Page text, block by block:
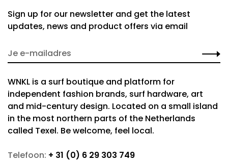
Sign up for our newsletter and get the latest
updates, news and product offers via email
WNKL is a surf boutique and platform for
independent fashion brands, surf hardware, art
and mid-century design. Located on a small island
in the most northern parts of the Netherlands
called Texel. Be welcome, feel local.
Telefoon: + 31 (0) 6 29 303 749